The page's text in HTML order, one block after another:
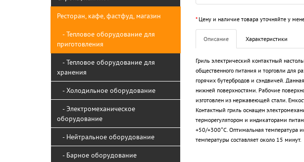
Ресторан, кафе, фастфуд, магазин
- Тепловое оборудование для
приготовления
- Тепловое оборудование для
хранения
- Холодильное оборудование
- Электромеханическое
оборудование
- Нейтральное оборудование
- Барное оборудование
*Цену и наличие товара уточняйте у
Описание Характеристики
Гриль электрический контактный
общественного питания и торговли для
горячих бутербродов и сэндвичей.
нижней поверхностями. Рабочие
изготовлен из нержавеющей стали.
Контактный гриль оснащен
терморегулятором и индикаторами
+50/+300°C. Оптимальная температура
температуры составляет около 15 минут.